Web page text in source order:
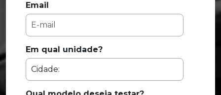
Email
Em qual unidade?